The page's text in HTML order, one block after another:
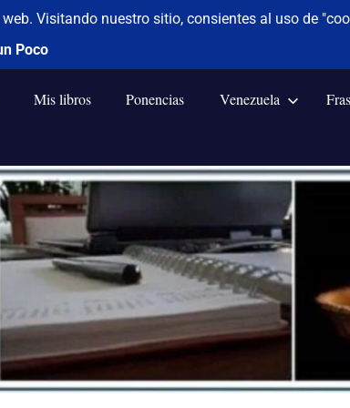
Mis libros Ponencias Venezuela